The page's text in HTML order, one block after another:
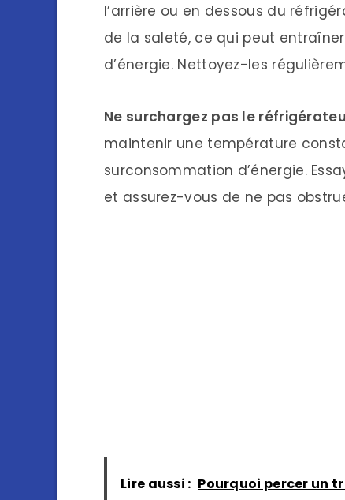
l’arrière ou en dessous du
de la saleté, ce qui peut
d’énergie. Nettoyez-les
Ne surchargez pas le
maintenir une température
surconsommation d’énergie.
et assurez-vous de ne pas
Lire aussi : Pourquoi percer un